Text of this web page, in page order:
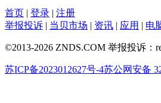
首页 | 登录 | 注册
举报投诉 | 当贝市场 | 资讯 | 应用 | 电
©2013-2026 ZNDS.COM 举报投诉：
苏ICP备2023012627号-4苏公网安备